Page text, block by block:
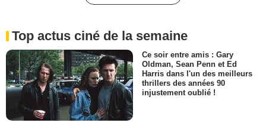
Top actus ciné de la semaine
Ce soir entre amis : Gary
Oldman, Sean Penn et Ed
Harris dans l'un des meilleurs
thrillers des années 90
injustement oublié !